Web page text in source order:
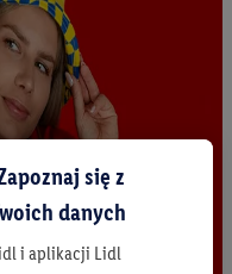
się z
danych
i aplikacji Lidl